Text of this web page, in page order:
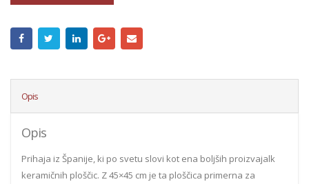
Opis
Opis
Prihaja iz Španije, ki po svetu slovi kot ena boljših proizvajalk
keramičnih ploščic. Z 45×45 cm je ta ploščica primerna za